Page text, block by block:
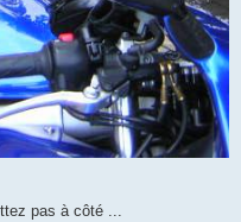
pas à côté ...